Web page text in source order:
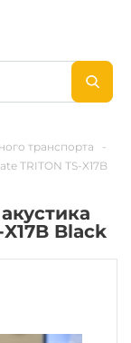
транспорта
-
TRITON TS-X17B
Black